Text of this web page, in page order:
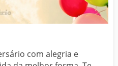
com alegria e